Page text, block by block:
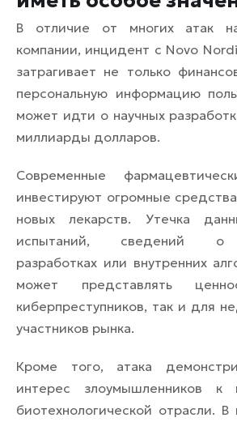
В отличие от многих атак
компании, инцидент с Novo
затрагивает не только
персональную информацию
может идти о научных
миллиарды долларов.
Современные
инвестируют огромные
новых лекарств. Утечка
испытаний, сведений о
разработках или внутренних
может представлять
киберпреступников, так и для
участников рынка.
Кроме того, атака
интерес злоумышленников к
биотехнологической отрасли.